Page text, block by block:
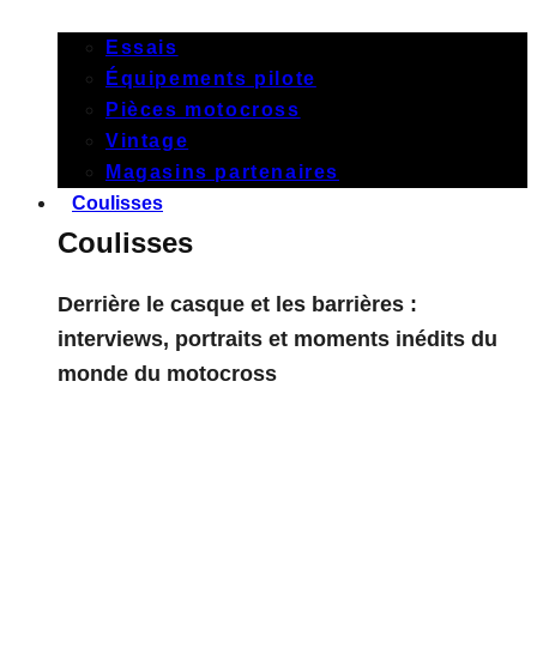
Essais
Équipements pilote
Pièces motocross
Vintage
Magasins partenaires
Coulisses
Coulisses
Derrière le casque et les barrières :
interviews, portraits et moments inédits du
monde du motocross